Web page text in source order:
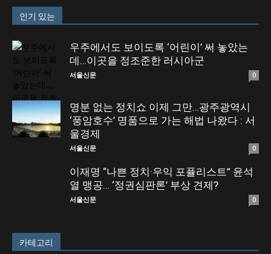
인기 있는
우주에서도 보이도록 ‘어린이’ 써 놓았는
데…이곳을 정조준한 러시아군
서울신문 0
명분 없는 정치쇼 이제 그만…광주광역시
‘풍암호수’ 명품으로 가는 해법 나왔다 : 서
울경제
서울신문 0
이재명 “나쁜 정치·우익 포퓰리스트” 윤석
열 맹공… ‘정권심판론’ 부상 견제?
서울신문 0
카테고리